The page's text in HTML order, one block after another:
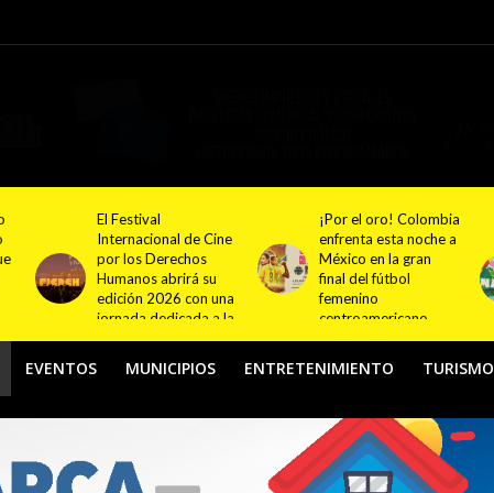
¡Por el oro! Colombia
enfrenta esta noche a
México en la gran
final del fútbol
femenino
centroamericano
Festival NATUR 2026
pondrá en el centro
del debate el turismo
responsable y
sostenible con
actividades en
Bogotá y Guasca
EVENTOS MUNICIPIOS ENTRETENIMIENTO TURISMO